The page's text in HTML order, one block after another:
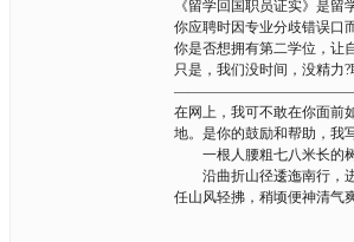
《留学回国职员证实》是
你应聘时因专业分歧错误口
你是否想拥有第二学位，让
只是，我们没时间，没精力
在网上，我可不敢在你面前
地。是你的鼓励和帮助，我
一根人腰粗七八米长的树
沿曲折山径逶迤南行，进
任山风轻拂，稍顷便神清气